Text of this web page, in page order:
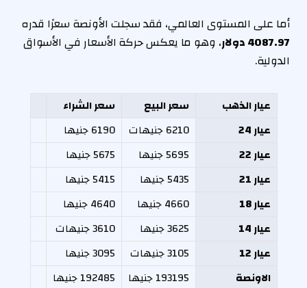
أما على المستوى العالمي، فقد سجلت الأونصة سعرًا قدره
4087.97 دولار
، وهو ما يعكس حركة الأسعار في الأسواق
الدولية.
عيار الذهب سعر البيع
سعر الشراء
عيار 24
6210 جنيهات
6190 جنيها
عيار 22
5695 جنيها
5675 جنيها
عيار 21
5435 جنيها
5415 جنيها
عيار 18
4660 جنيها
4640 جنيها
عيار 14
3625 جنيها
3610 جنيهات
عيار 12
3105 جنيهات
3095 جنيها
الاونصة
193195 جنيها
192485 جنيها